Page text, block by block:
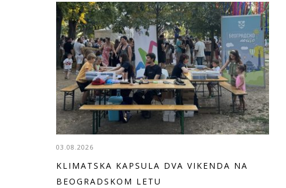
03.08.2026
KLIMATSKA KAPSULA DVA VIKENDA NA
BEOGRADSKOM LETU